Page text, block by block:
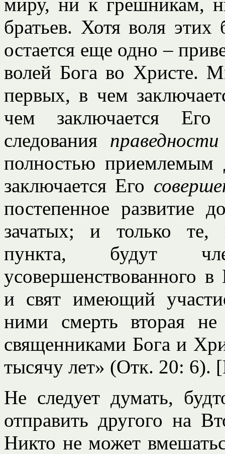
братьев. Хотя воля этих
остается еще одно –
волей Бога во Христе.
первых, в чем
чем заключается Его
следования праведности
полностью приемлемым
заключается Его
постепенное развитие
зачатых; и только те,
пункта, будут
усовершенствованного
и свят имеющий
ними смерть вторая
священниками Бога и
тысячу лет» (Отк. 20: 6).
Не следует думать,
отправить другого на
Никто не может